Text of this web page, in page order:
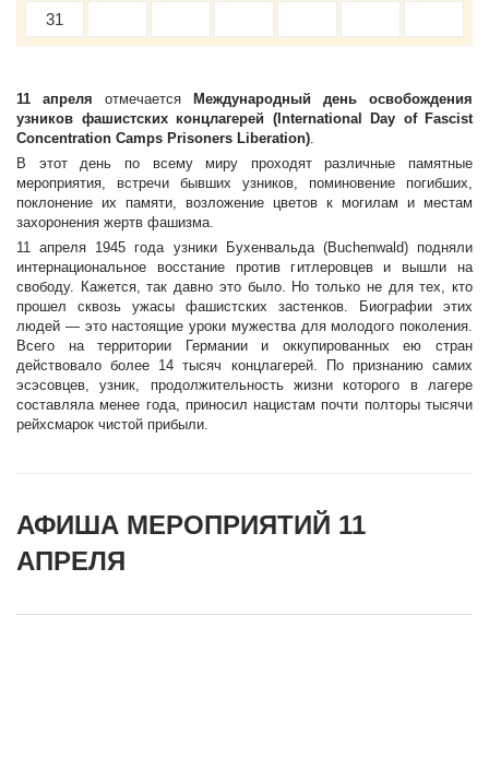
31
11 апреля отмечается
Международный день освобождения
узников фашистских концлагерей (International Day of Fascist
Concentration Camps Prisoners Liberation).
В этот день по всему миру проходят различные памятные
мероприятия, встречи бывших узников, поминовение погибших,
поклонение их памяти, возложение цветов к могилам и местам
захоронения жертв фашизма.
11 апреля 1945 года узники Бухенвальда (Buchenwald) подняли
интернациональное восстание против гитлеровцев и вышли на
свободу. Кажется, так давно это было. Но только не для тех, кто
прошел сквозь ужасы фашистских застенков. Биографии этих
людей — это настоящие уроки мужества для молодого поколения.
Всего на территории Германии и оккупированных ею стран
действовало более 14 тысяч концлагерей. По признанию самих
эсэсовцев, узник, продолжительность жизни которого в лагере
составляла менее года, приносил нацистам почти полторы тысячи
рейхсмарок чистой прибыли.
АФИША МЕРОПРИЯТИЙ 11
АПРЕЛЯ